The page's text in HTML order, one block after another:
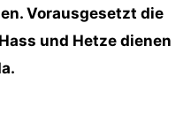
Vorausgesetzt die
und Hetze dienen